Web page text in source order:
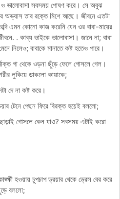
ভালোবাসা সবসময় পোষণ করে। সে অবুঝ
অভ্যাস তার রক্তে মিশে আছে। জীবনে এতটা
এমন কোনো কাজ করেনি যেন ওর বাবা-মায়ের
. কাব্য ভাইকে ভালোবাসা। জানে না; বাবা
নিলেও; বাবাকে মানাতে কষ্ট হতেও পারে।
গা থেকে ওড়না ছুঁড়ে ফেলে গোসলে গেল।
লুকিয়ে ডাকলো কায়াকে;
দে না কষ্ট করে।
টেনে পেছন ফিরে বিরক্ত হয়েই বললো;
গোসলে কেন যাও? সবসময় এটাই করো
হওয়ায় চুপচাপ ড্রয়ার থেকে ড্রেস বের করে
বললো;